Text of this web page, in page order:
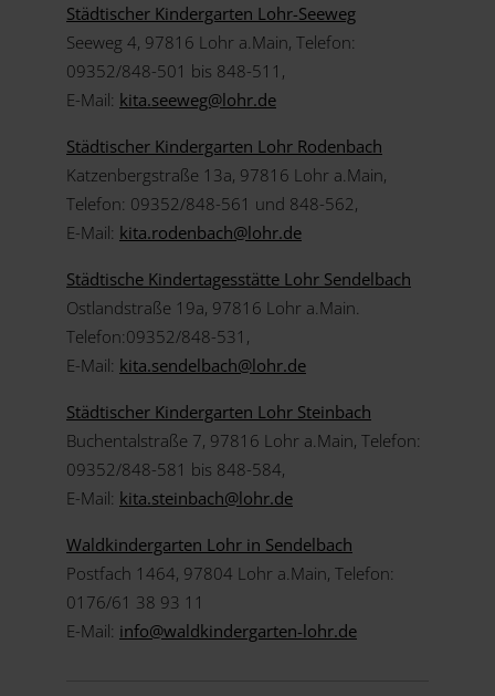
Städtischer Kindergarten Lohr-Seeweg
Seeweg 4, 97816 Lohr a.Main, Telefon:
09352/848-501 bis 848-511,
E-Mail: kita.seeweg@lohr.de
Städtischer Kindergarten Lohr Rodenbach
Katzenbergstraße 13a, 97816 Lohr a.Main,
Telefon: 09352/848-561 und 848-562,
E-Mail: kita.rodenbach@lohr.de
Städtische Kindertagesstätte Lohr Sendelbach
Ostlandstraße 19a, 97816 Lohr a.Main.
Telefon:09352/848-531,
E-Mail: kita.sendelbach@lohr.de
Städtischer Kindergarten Lohr Steinbach
Buchentalstraße 7, 97816 Lohr a.Main, Telefon:
09352/848-581 bis 848-584,
E-Mail: kita.steinbach@lohr.de
Waldkindergarten Lohr in Sendelbach
Postfach 1464, 97804 Lohr a.Main, Telefon:
0176/61 38 93 11
E-Mail: info@waldkindergarten-lohr.de